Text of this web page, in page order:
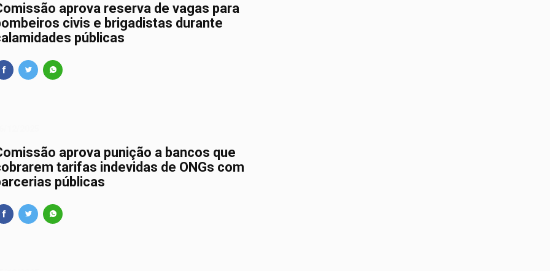
aprova reserva de vagas para
civis e brigadistas durante
públicas
aprova punição a bancos que
tarifas indevidas de ONGs com
públicas